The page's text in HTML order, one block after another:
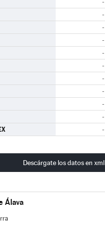
-
-
-
-
-
-
-
-
-
-
-
Descárgate los datos en xml
Álava